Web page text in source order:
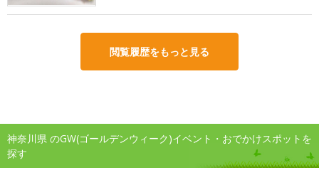
閲覧履歴をもっと見る
神奈川県 のGW(ゴールデンウィーク)イベント・おでかけスポットを
探す